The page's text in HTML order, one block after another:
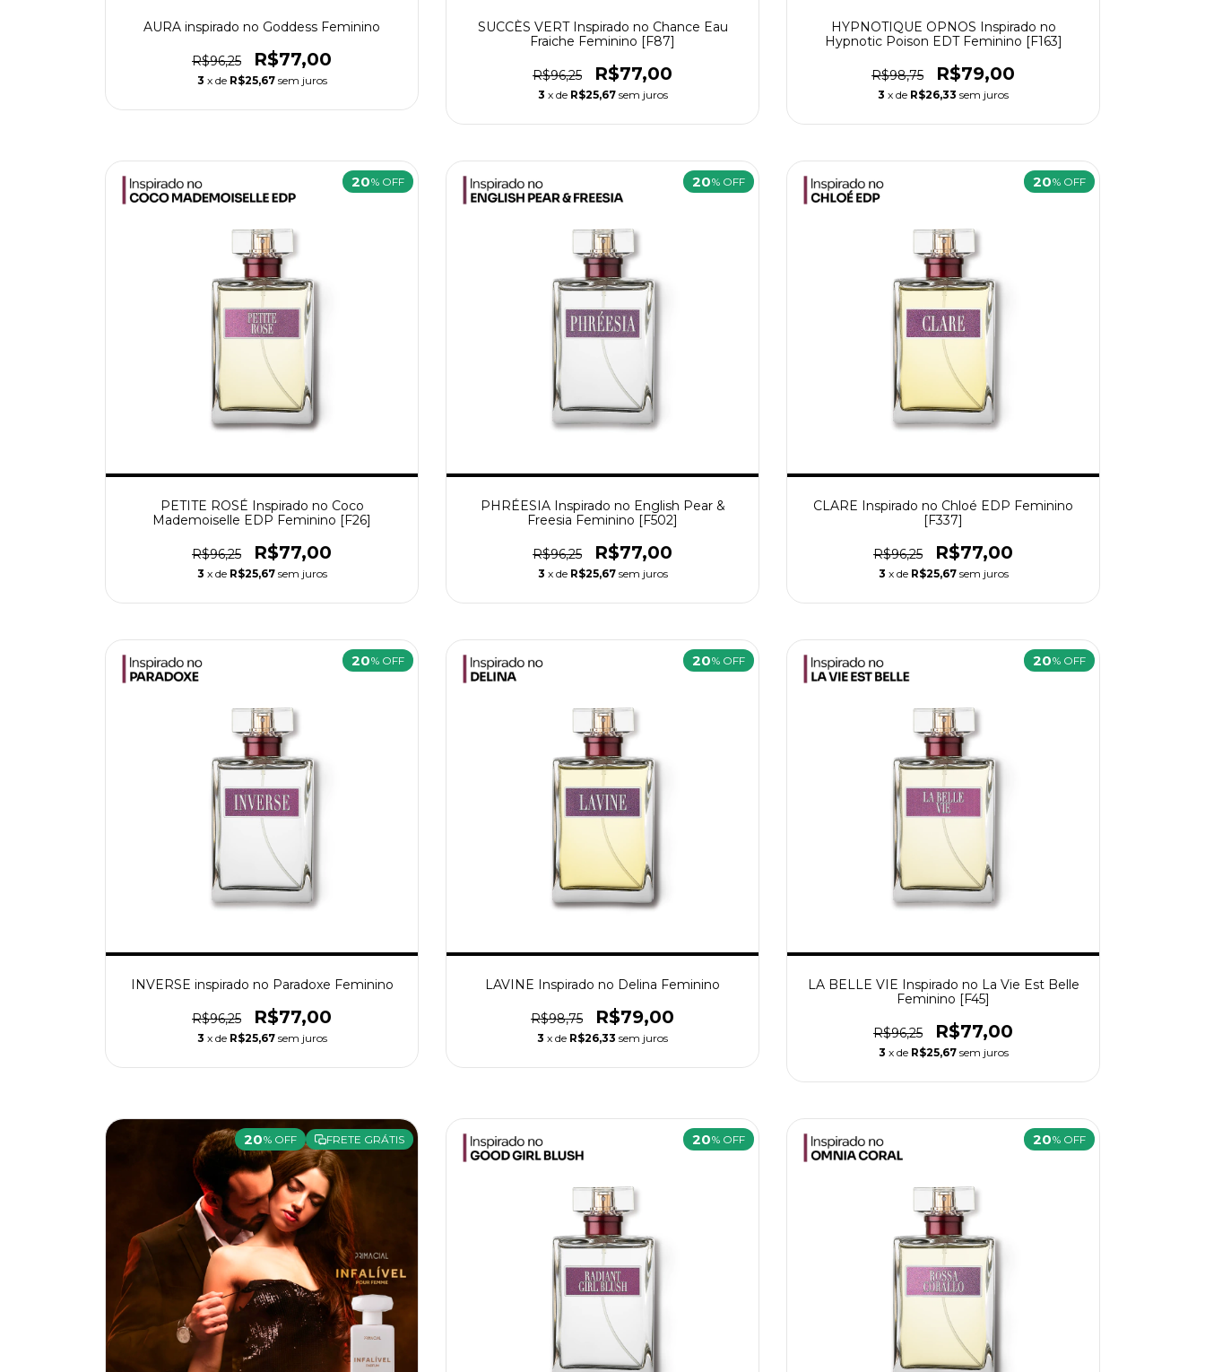
AURA inspirado no Goddess Feminino
R$96,25 R$77,00
3 x de R$25,67 sem juros
SUCCÈS VERT Inspirado no Chance Eau
Fraiche Feminino [F87]
R$96,25 R$77,00
3 x de R$25,67 sem juros
HYPNOTIQUE OPNOS Inspirado no
Hypnotic Poison EDT Feminino [F163]
R$98,75 R$79,00
3 x de R$26,33 sem juros
20% OFF
PETITE ROSÉ Inspirado no Coco
Mademoiselle EDP Feminino [F26]
R$96,25 R$77,00
3 x de R$25,67 sem juros
20% OFF
PHRÉESIA Inspirado no English Pear &
Freesia Feminino [F502]
R$96,25 R$77,00
3 x de R$25,67 sem juros
20% OFF
CLARE Inspirado no Chloé EDP Feminino
[F337]
R$96,25 R$77,00
3 x de R$25,67 sem juros
20% OFF
INVERSE inspirado no Paradoxe Feminino
R$96,25 R$77,00
3 x de R$25,67 sem juros
20% OFF
LAVINE Inspirado no Delina Feminino
R$98,75 R$79,00
3 x de R$26,33 sem juros
20% OFF
LA BELLE VIE Inspirado no La Vie Est Belle
Feminino [F45]
R$96,25 R$77,00
3 x de R$25,67 sem juros
20% OFF FRETE GRÁTIS 20% OFF 20% OFF